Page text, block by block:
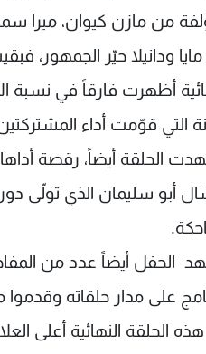
مايا ودانيلا حيّر الجمهور،
أظهرت فارقاً في نسبة
التي قوّمت أداء
الحلقة أيضاً، رقصة
أبو سليمان الذي تولّى
الحفل أيضاً عدد من
على مدار حلقاته